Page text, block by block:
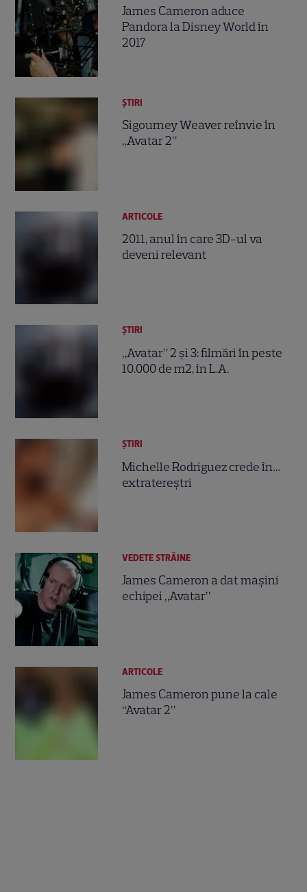
James Cameron aduce
Pandora la Disney World în
2017
ȘTIRI
Sigourney Weaver reînvie în
„Avatar 2”
ARTICOLE
2011, anul în care 3D-ul va
deveni relevant
ȘTIRI
„Avatar” 2 şi 3: filmări în peste
10.000 de m2, în L.A.
ȘTIRI
Michelle Rodriguez crede în…
extratereştri
VEDETE STRĂINE
James Cameron a dat maşini
echipei „Avatar”
ARTICOLE
James Cameron pune la cale
“Avatar 2”